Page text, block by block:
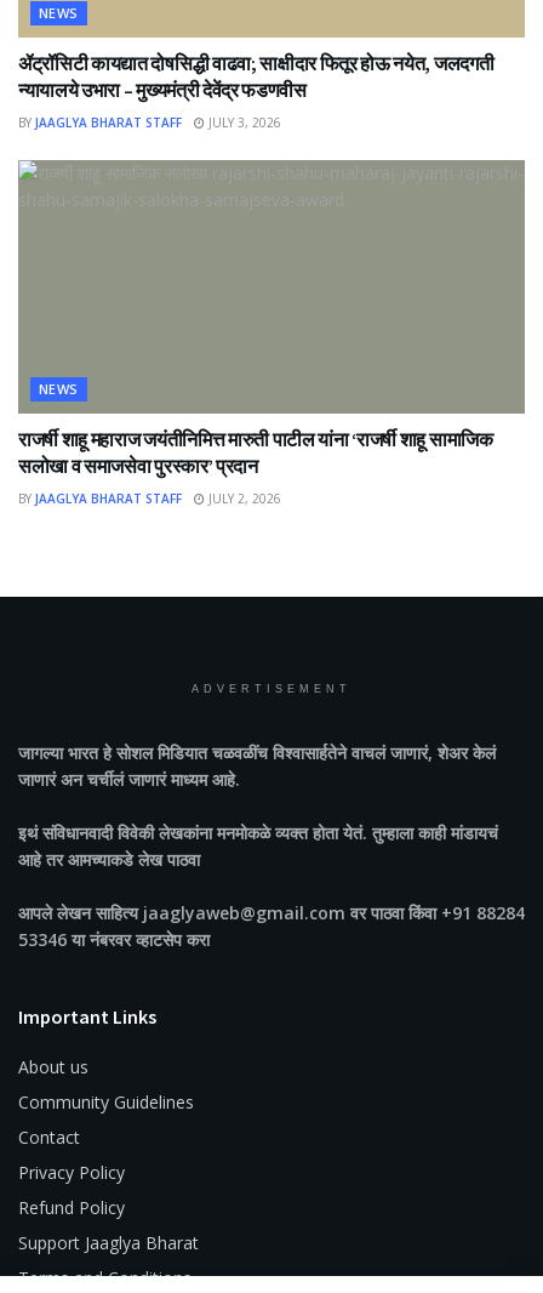
NEWS
ॲट्रॉसिटी कायद्यात दोषसिद्धी वाढवा; साक्षीदार फितूर होऊ नयेत, जलदगती
न्यायालये उभारा – मुख्यमंत्री देवेंद्र फडणवीस
BY JAAGLYA BHARAT STAFF JULY 3, 2026
NEWS
राजर्षी शाहू महाराज जयंतीनिमित्त मारुती पाटील यांना ‘राजर्षी शाहू सामाजिक
सलोखा व समाजसेवा पुरस्कार’ प्रदान
BY JAAGLYA BHARAT STAFF JULY 2, 2026
ADVERTISEMENT
जागल्या भारतहे सोशल मिडियात चळवळींच विश्वासार्हतेने वाचलं जाणारं, शेअर केलं
जाणारं अन चर्चीलं जाणारं माध्यम आहे.
इथं संविधानवादी विवेकी लेखकांना मनमोकळे व्यक्त होता येतं. तुम्हाला काही मांडायचं
आहे तर आमच्याकडे लेख पाठवा
आपले लेखन साहित्य jaaglyaweb@gmail.com वर पाठवा किंवा +91 88284
53346 या नंबरवर व्हाटसेप करा
Important Links
About us
Community Guidelines
Contact
Privacy Policy
Refund Policy
Support Jaaglya Bharat
Terms and Conditions